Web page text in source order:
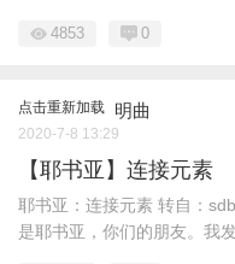
4853 0
点击重新加载 明曲
2020-7-8 13:29
【耶书亚】连接元素
耶书亚：连接元素 转自：
是耶书亚，你们的朋友。我发